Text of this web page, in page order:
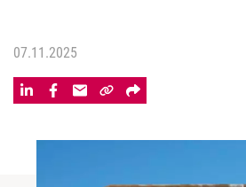
07.11.2025